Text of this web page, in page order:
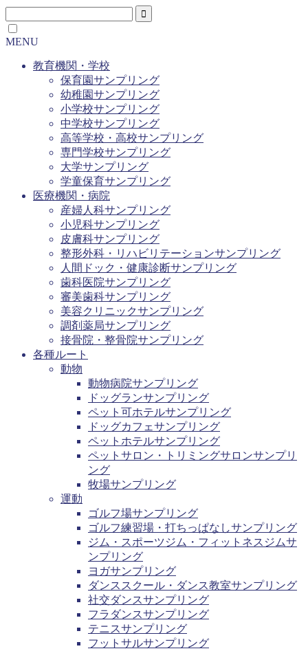
MENU
教育機関・学校
保育園サンプリング
幼稚園サンプリング
小学校サンプリング
中学校サンプリング
高等学校・高校サンプリング
専門学校サンプリング
大学サンプリング
学童保育サンプリング
医療機関・病院
産婦人科サンプリング
小児科サンプリング
皮膚科サンプリング
整形外科・リハビリテーションサンプリング
人間ドック・健康診断サンプリング
歯科医院サンプリング
審美歯科サンプリング
美容クリニックサンプリング
調剤薬局サンプリング
接骨院・整骨院サンプリング
各種ルート
動物
動物病院サンプリング
ドッグランサンプリング
ペット可ホテルサンプリング
ドッグカフェサンプリング
ペットホテルサンプリング
ペットサロン・トリミングサロンサンプリ
ング
牧場サンプリング
運動
ゴルフ場サンプリング
ゴルフ練習場・打ちっぱなしサンプリング
ジム・スポーツジム・フィットネスジムサ
ンプリング
ヨガサンプリング
ダンススクール・ダンス教室サンプリング
社交ダンスサンプリング
フラダンスサンプリング
テニスサンプリング
フットサルサンプリング